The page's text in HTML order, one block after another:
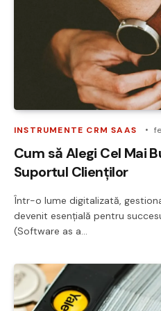
INSTRUMENTE CRM SAAS
Cum să Alegi Cel Mai
Suportul Clienților
Într-o lume digitalizată,
devenit esențială pentru
(Software as a…